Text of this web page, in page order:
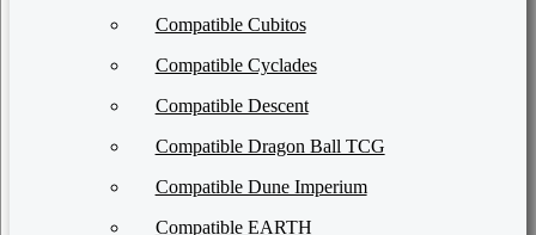
Compatible Cubitos
Compatible Cyclades
Compatible Descent
Compatible Dragon Ball TCG
Compatible Dune Imperium
Compatible EARTH